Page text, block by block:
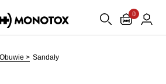
0
Obuwie > Sandały